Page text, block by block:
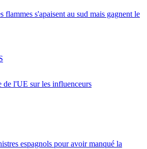
flammes s'apaisent au sud mais gagnent le
l'UE sur les influenceurs
espagnols pour avoir manqué la